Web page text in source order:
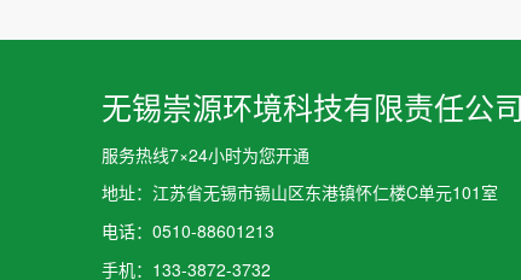
无锡崇源环境科技有限责任公司
服务热线7×24小时为您开通
地址：江苏省无锡市锡山区东港镇怀仁楼C单元101室
电话：0510-88601213
手机：133-3872-3732